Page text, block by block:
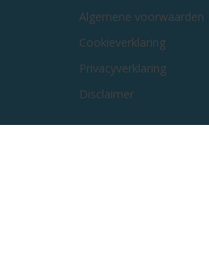
Algemene voorwaarden
Cookieverklaring
Privacyverklaring
Disclaimer